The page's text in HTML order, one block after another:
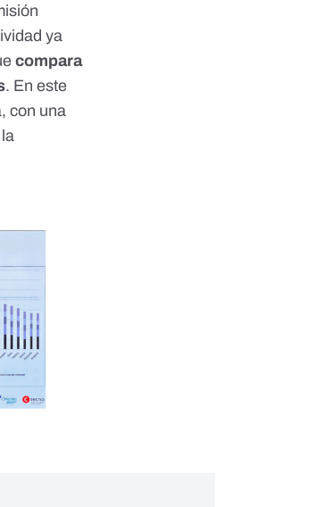
ya
compara
. En este
con una